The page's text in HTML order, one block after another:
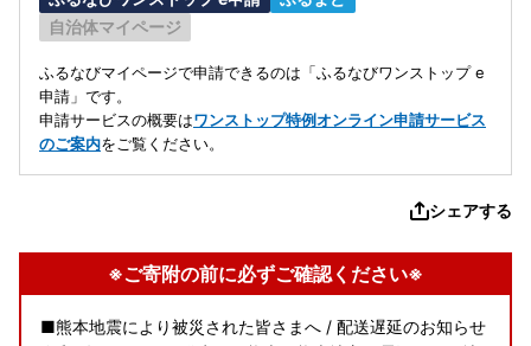
自治体マイページ
ふるなびマイページで申請できるのは「ふるなびワンストップ e
申請」です。
申請サービスの概要はワンストップ特例オンライン申請サービス
のご案内をご覧ください。
シェアする
※ご寄附の前に必ずご確認ください※
■熊本地震により被災された皆さまへ / 配送遅延のお知らせ